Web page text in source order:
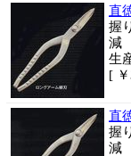
直
握
減
生
[
直
握
減